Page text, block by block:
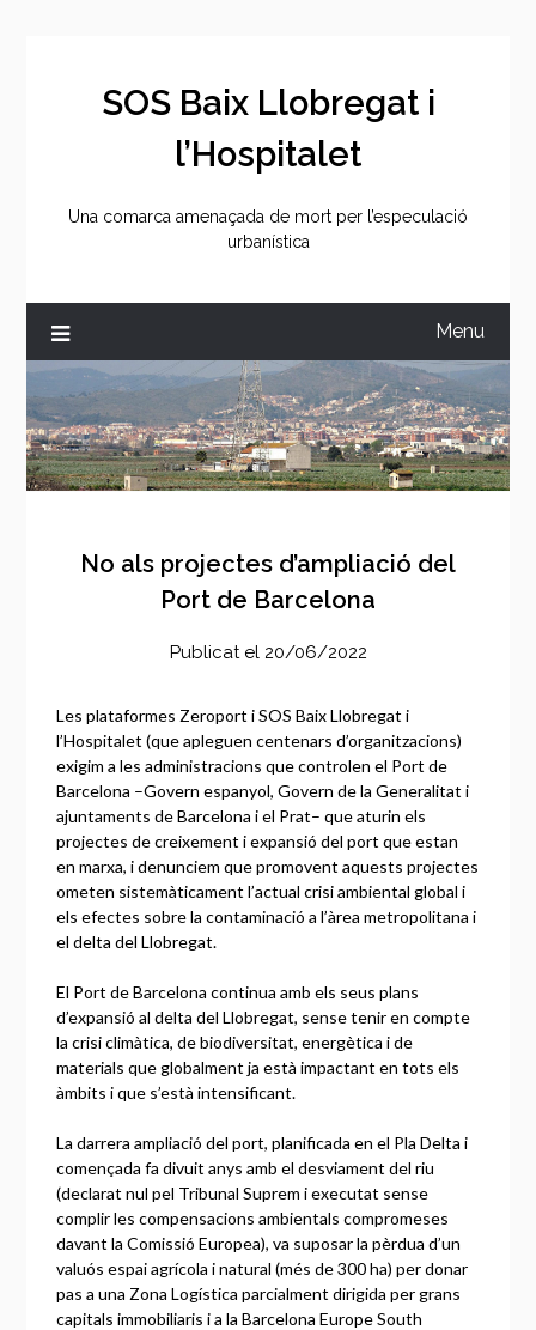
SOS Baix Llobregat i
l’Hospitalet
Una comarca amenaçada de mort per l’especulació
urbanística
Menu
No als projectes d’ampliació del
Port de Barcelona
Publicat el 20/06/2022
Les plataformes Zeroport i SOS Baix Llobregat i
l’Hospitalet (que apleguen centenars d’organitzacions)
exigim a les administracions que controlen el Port de
Barcelona –Govern espanyol, Govern de la Generalitat i
ajuntaments de Barcelona i el Prat– que aturin els
projectes de creixement i expansió del port que estan
en marxa, i denunciem que promovent aquests projectes
ometen sistemàticament l’actual crisi ambiental global i
els efectes sobre la contaminació a l’àrea metropolitana i
el delta del Llobregat.
El Port de Barcelona continua amb els seus plans
d’expansió al delta del Llobregat, sense tenir en compte
la crisi climàtica, de biodiversitat, energètica i de
materials que globalment ja està impactant en tots els
àmbits i que s’està intensificant.
La darrera ampliació del port, planificada en el Pla Delta i
començada fa divuit anys amb el desviament del riu
(declarat nul pel Tribunal Suprem i executat sense
complir les compensacions ambientals compromeses
davant la Comissió Europea), va suposar la pèrdua d’un
valuós espai agrícola i natural (més de 300 ha) per donar
pas a una Zona Logística parcialment dirigida per grans
capitals immobiliaris i a la Barcelona Europe South